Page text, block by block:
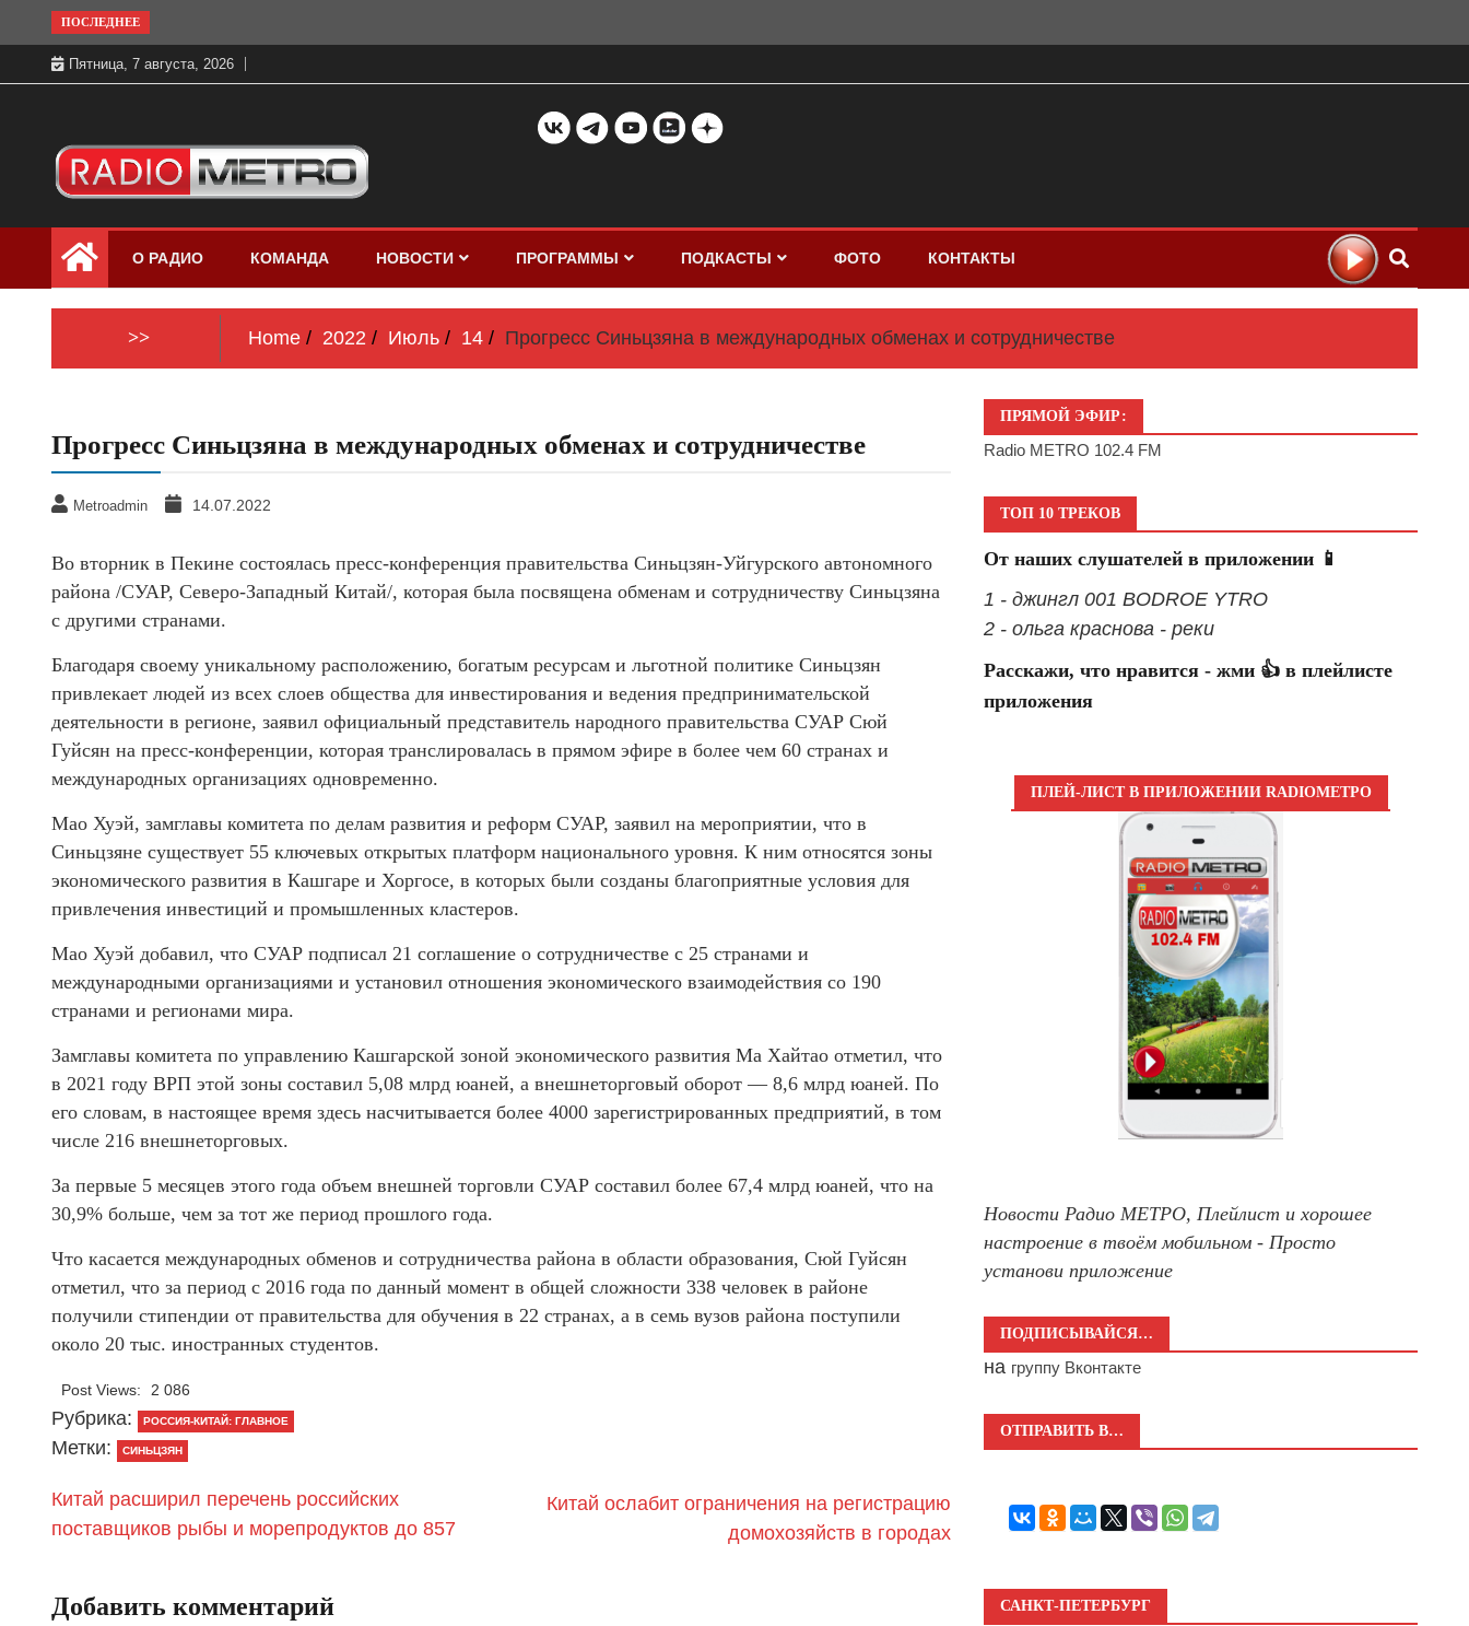
to
content
ПОСЛЕДНЕЕ
Пятница, 7 августа, 2026
Радио МЕТРО
бесплатно в хорошем качестве Санкт-
Петербург и Россия
О РАДИО КОМАНДА НОВОСТИ ПРОГРАММЫ ПОДКАСТЫ ФОТО КОНТАКТЫ
>> Home 2022 Июль 14 Прогресс Синьцзяна в международных обменах и сотрудничестве
Прогресс Синьцзяна в международных обменах и сотрудничестве
Metroadmin 14.07.2022
Во вторник в Пекине состоялась пресс-конференция правительства Синьцзян-Уйгурского автономного
района /СУАР, Северо-Западный Китай/, которая была посвящена обменам и сотрудничеству Синьцзяна
с другими странами.
Благодаря своему уникальному расположению, богатым ресурсам и льготной политике Синьцзян
привлекает людей из всех слоев общества для инвестирования и ведения предпринимательской
деятельности в регионе, заявил официальный представитель народного правительства СУАР Сюй
Гуйсян на пресс-конференции, которая транслировалась в прямом эфире в более чем 60 странах и
международных организациях одновременно.
Мао Хуэй, замглавы комитета по делам развития и реформ СУАР, заявил на мероприятии, что в
Синьцзяне существует 55 ключевых открытых платформ национального уровня. К ним относятся зоны
экономического развития в Кашгаре и Хоргосе, в которых были созданы благоприятные условия для
привлечения инвестиций и промышленных кластеров.
Мао Хуэй добавил, что СУАР подписал 21 соглашение о сотрудничестве с 25 странами и
международными организациями и установил отношения экономического взаимодействия со 190
странами и регионами мира.
Замглавы комитета по управлению Кашгарской зоной экономического развития Ма Хайтао отметил, что
в 2021 году ВРП этой зоны составил 5,08 млрд юаней, а внешнеторговый оборот — 8,6 млрд юаней. По
его словам, в настоящее время здесь насчитывается более 4000 зарегистрированных предприятий, в том
числе 216 внешнеторговых.
За первые 5 месяцев этого года объем внешней торговли СУАР составил более 67,4 млрд юаней, что на
30,9% больше, чем за тот же период прошлого года.
Что касается международных обменов и сотрудничества района в области образования, Сюй Гуйсян
отметил, что за период с 2016 года по данный момент в общей сложности 338 человек в районе
получили стипендии от правительства для обучения в 22 странах, а в семь вузов района поступили
около 20 тыс. иностранных студентов.
Post Views: 2 086
Рубрика: РОССИЯ-КИТАЙ: ГЛАВНОЕ
Метки: СИНЬЦЗЯН
Китай расширил перечень российских
поставщиков рыбы и морепродуктов до 857
Китай ослабит ограничения на регистрацию
домохозяйств в городах
Добавить комментарий
ПРЯМОЙ ЭФИР:
Radio METRO 102.4 FM
ТОП 10 ТРЕКОВ
От наших слушателей в приложении 📱
1 - джингл 001 BODROE YTRO
2 - ольга краснова - реки
Расскажи, что нравится - жми 👍 в плейлисте
приложения
ПЛЕЙ-ЛИСТ В ПРИЛОЖЕНИИ RADIOМЕТРО
Новости Радио МЕТРО, Плейлист и хорошее
настроение в твоём мобильном - Просто
установи приложение
ПОДПИСЫВАЙСЯ…
на группу Вконтакте
ОТПРАВИТЬ В…
САНКТ-ПЕТЕРБУРГ